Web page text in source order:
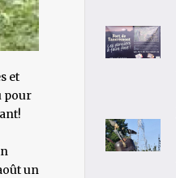
et
pour
un